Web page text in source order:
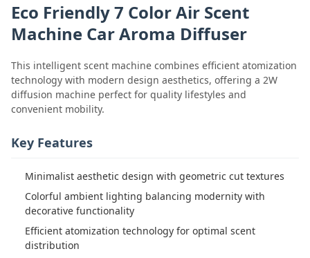
Eco Friendly 7 Color Air Scent
Machine Car Aroma Diffuser
This intelligent scent machine combines efficient atomization
technology with modern design aesthetics, offering a 2W
diffusion machine perfect for quality lifestyles and
convenient mobility.
Key Features
Minimalist aesthetic design with geometric cut textures
Colorful ambient lighting balancing modernity with
decorative functionality
Efficient atomization technology for optimal scent
distribution